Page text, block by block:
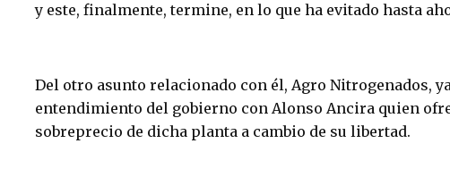
y este, finalmente, termine, en lo que ha evitado hasta
Del otro asunto relacionado con él, Agro Nitrogenados,
entendimiento del gobierno con Alonso Ancira quien
sobreprecio de dicha planta a cambio de su libertad.